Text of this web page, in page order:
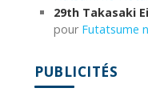
29th Takasaki
pour Futatsume
PUBLICITÉS